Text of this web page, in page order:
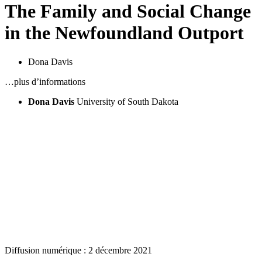
The Family and Social Change
in the Newfoundland Outport
Dona Davis
…plus d’informations
Dona Davis University of South Dakota
Diffusion numérique : 2 décembre 2021